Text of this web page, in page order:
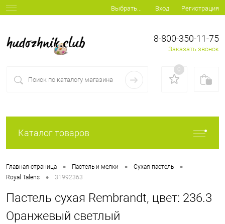
Выбрать... Вход Регистрация
8-800-350-11-75
Заказать звонок
0
Каталог товаров
Главная страница • Пастель и мелки • Сухая пастель •
Royal Talens • 31992363
Пастель сухая Rembrandt, цвет: 236.3
Оранжевый светлый